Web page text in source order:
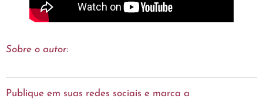
Sobre o autor:
Publique em suas redes sociais e marca a